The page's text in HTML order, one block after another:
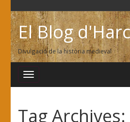
El Blog
Divulgació de la història medieval
Tag Archives: